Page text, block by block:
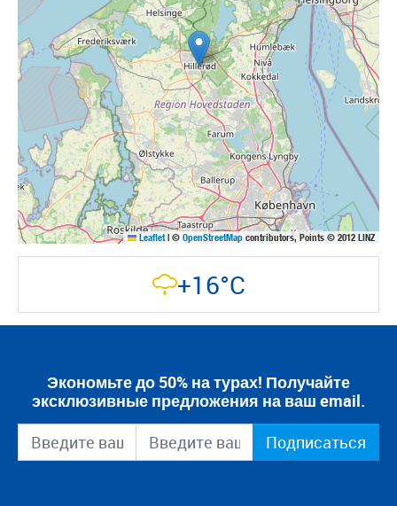
Leaflet | ©OpenStreetMap contributors, Points © 2012 LINZ
+16°C
Экономьте до 50% на турах! Получайте
эксклюзивные предложения на ваш email.
Подписаться